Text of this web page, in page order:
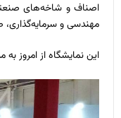
اصناف و شاخه‌های صنعتی
مهندسی و سرمایه‌گذاری،
این نمایشگاه از امروز به مدت چهار روز